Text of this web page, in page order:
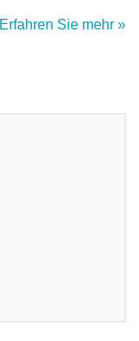
Erfahren Sie mehr »